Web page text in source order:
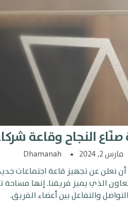
النجاح وقاعة
مارس 2, 2024
Dhamanah
أن نعلن عن تجهيز قاعة اجتماعات
الذي يميز فريقنا. إنها
والتفاعل بين أعضاء الفريق.